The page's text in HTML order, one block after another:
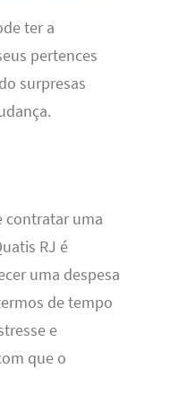
ter a
pertences
surpresas
contratar uma
RJ é
uma despesa
de tempo
e
que o